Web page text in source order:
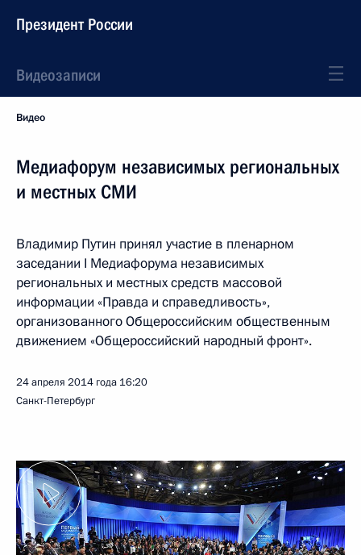
Президент России
Видеозаписи
Видео
Медиафорум независимых региональных
и местных СМИ
Владимир Путин принял участие в пленарном
заседании I Медиафорума независимых
региональных и местных средств массовой
информации «Правда и справедливость»,
организованного Общероссийским общественным
движением «Общероссийский народный фронт».
24 апреля 2014 года 16:20
Санкт-Петербург